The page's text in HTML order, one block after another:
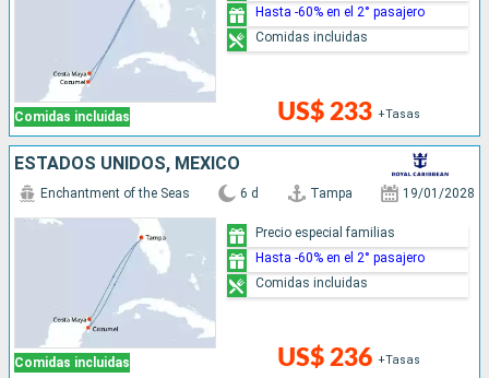
Comidas incluidas US$ 233 +Tasas
Hasta -60% en el 2° pasajero
Comidas incluidas
ESTADOS UNIDOS, MÉXICO
Comidas incluidas
Enchantment of the Seas 6 d Tampa 19/01/2028
US$ 236 +Tasas
Precio especial familias
Hasta -60% en el 2° pasajero
Comidas incluidas